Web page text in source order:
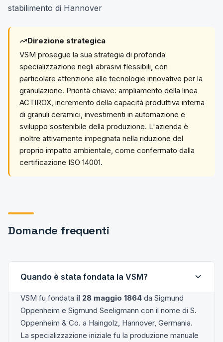
stabilimento di Hannover
Direzione strategica
VSM prosegue la sua strategia di profonda
specializzazione negli abrasivi flessibili, con
particolare attenzione alle tecnologie innovative per la
granulazione. Priorità chiave: ampliamento della linea
ACTIROX, incremento della capacità produttiva interna
di granuli ceramici, investimenti in automazione e
sviluppo sostenibile della produzione. L'azienda è
inoltre attivamente impegnata nella riduzione del
proprio impatto ambientale, come confermato dalla
certificazione ISO 14001.
Domande frequenti
Quando è stata fondata la VSM?
VSM fu fondata il 28 maggio 1864 da Sigmund
Oppenheim e Sigmund Seeligmann con il nome di S.
Oppenheim & Co. a Haingolz, Hannover, Germania.
La specializzazione iniziale fu la produzione manuale